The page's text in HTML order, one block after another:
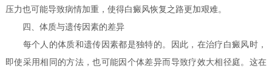
压力也可能导致病情加重，使得白癜风恢复之路更加艰难。
四、体质与遗传因素的差异
每个人的体质和遗传因素都是独特的。因此，在治疗白癜风时，
即使采用相同的方法，也可能因个体差异而导致疗效大相径庭。这在